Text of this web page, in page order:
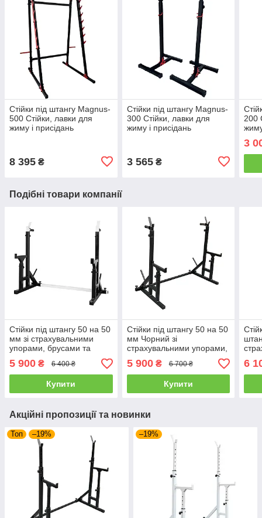
Стійки під штангу Magnus-
500 Стійки, лавки для
жиму і присідань
8 395 ₴
Стійки під штангу Magnus-
300 Стійки, лавки для
жиму і присідань
3 565₴
200
3
Подібні товари компанії
Стійки під штангу 50 на 50
мм зі страхувальними
упорами, брусами та
штирями для зберігання
блінів
5 900 ₴ 6 400 ₴
Купити
Стійки під штангу 50 на 50
мм Чорний зі
страхувальними упорами,
брусами та штирями для
зберігання блінів
5 900₴ 6 700 ₴
Купити
6
Акційні пропозиції та новинки
Топ –19% –19%